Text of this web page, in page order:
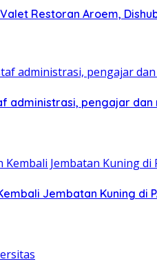
Restoran Aroem,
administrasi, pengajar dan
Jembatan Kuning di